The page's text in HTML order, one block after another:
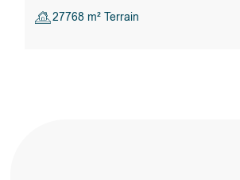
27768 m² Terrain